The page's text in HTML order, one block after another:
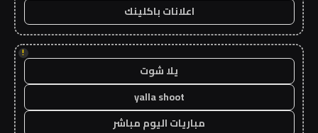
اعلانات باكلينك
!
يلا شوت
yalla shoot
مباريات اليوم مباشر